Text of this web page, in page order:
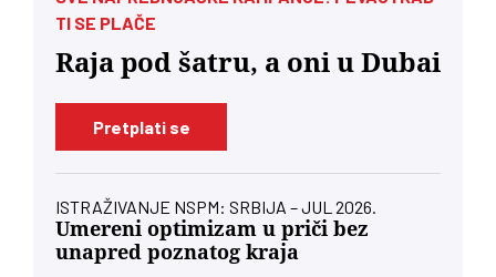
TI SE PLAČE
Raja pod šatru, a oni u Dubai
Pretplati se
ISTRAŽIVANJE NSPM: SRBIJA – JUL 2026.
Umereni optimizam u priči bez
unapred poznatog kraja